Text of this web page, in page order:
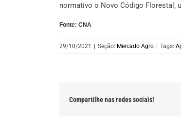
normativo o Novo Código Florestal,
Fonte: CNA
29/10/2021 Seção: Mercado Agro Tags:
Compartilhe nas redes sociais!